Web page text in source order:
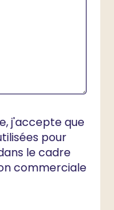
j'accepte que
pour
le cadre
commerciale